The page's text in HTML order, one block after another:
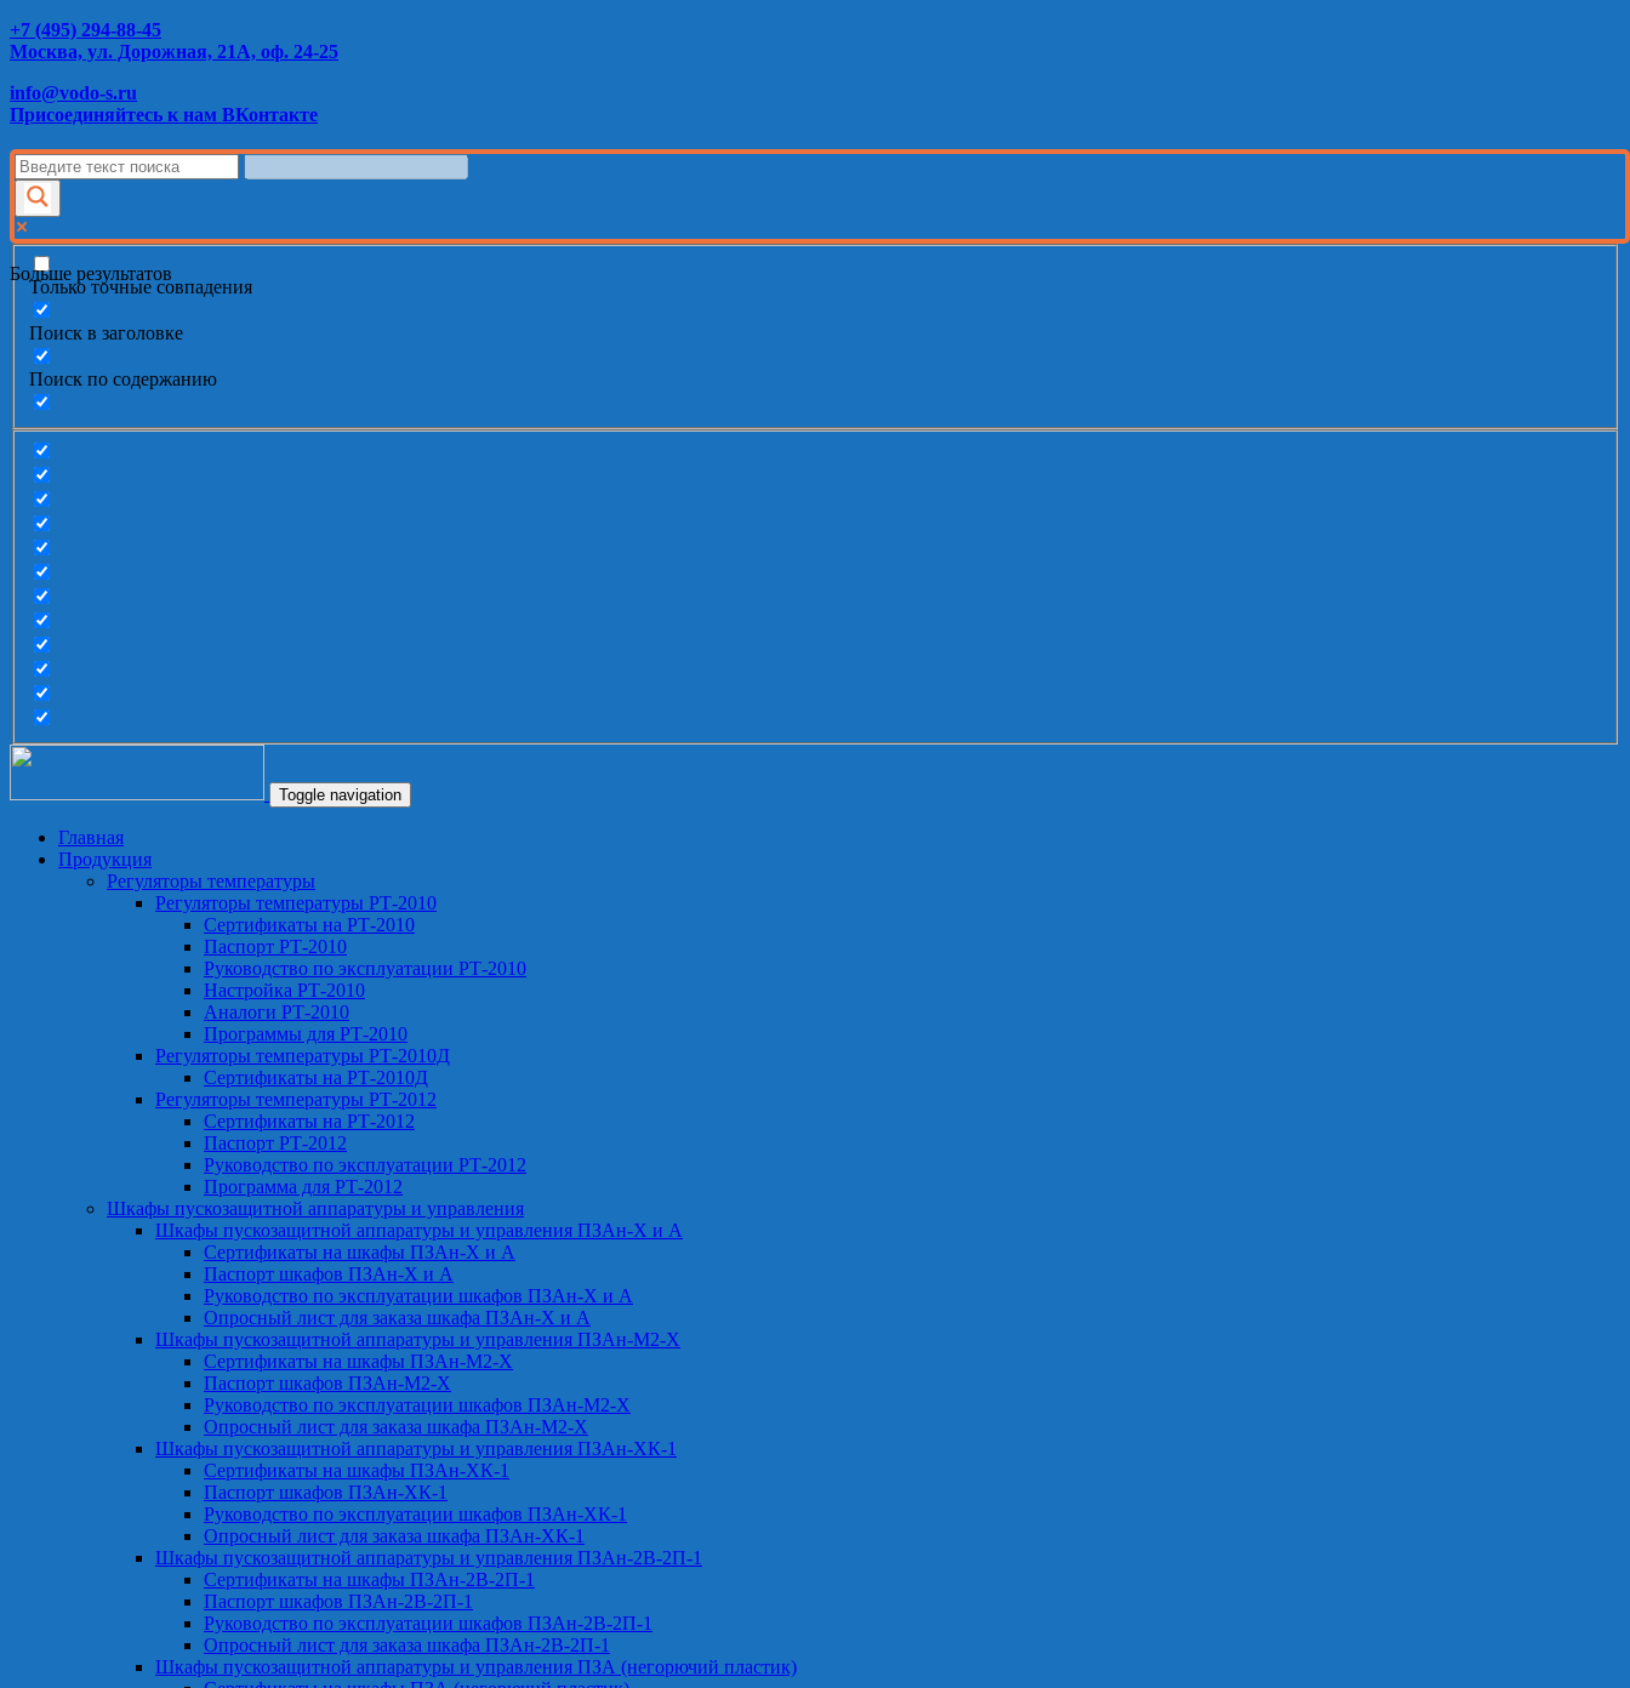
+7 (495) 294-88-45
Москва, ул. Дорожная, 21А, оф. 24-25
info@vodo-s.ru
Присоединяйтесь к нам ВКонтакте
Больше результатов
Только точные совпадения
Поиск в заголовке
Поиск по содержанию
Toggle navigation
Главная
Продукция
Регуляторы температуры
Регуляторы температуры РТ-2010
Сертификаты на РТ-2010
Паспорт РТ-2010
Руководство по эксплуатации РТ-2010
Настройка РТ-2010
Аналоги РТ-2010
Программы для РТ-2010
Регуляторы температуры РТ-2010Д
Сертификаты на РТ-2010Д
Регуляторы температуры РТ-2012
Сертификаты на РТ-2012
Паспорт РТ-2012
Руководство по эксплуатации РТ-2012
Программа для РТ-2012
Шкафы пускозащитной аппаратуры и управления
Шкафы пускозащитной аппаратуры и управления ПЗАн-Х и А
Сертификаты на шкафы ПЗАн-Х и А
Паспорт шкафов ПЗАн-Х и А
Руководство по эксплуатации шкафов ПЗАн-Х и А
Опросный лист для заказа шкафа ПЗАн-Х и А
Шкафы пускозащитной аппаратуры и управления ПЗАн-М2-Х
Сертификаты на шкафы ПЗАн-М2-Х
Паспорт шкафов ПЗАн-М2-Х
Руководство по эксплуатации шкафов ПЗАн-М2-Х
Опросный лист для заказа шкафа ПЗАн-М2-Х
Шкафы пускозащитной аппаратуры и управления ПЗАн-ХК-1
Сертификаты на шкафы ПЗАн-ХК-1
Паспорт шкафов ПЗАн-ХК-1
Руководство по эксплуатации шкафов ПЗАн-ХК-1
Опросный лист для заказа шкафа ПЗАн-ХК-1
Шкафы пускозащитной аппаратуры и управления ПЗАн-2В-2П-1
Сертификаты на шкафы ПЗАн-2В-2П-1
Паспорт шкафов ПЗАн-2В-2П-1
Руководство по эксплуатации шкафов ПЗАн-2В-2П-1
Опросный лист для заказа шкафа ПЗАн-2В-2П-1
Шкафы пускозащитной аппаратуры и управления ПЗА (негорючий пластик)